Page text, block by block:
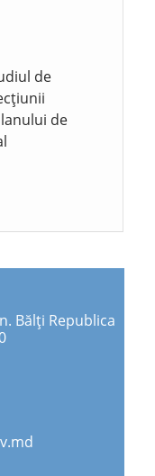
de
de
Bălți Republica